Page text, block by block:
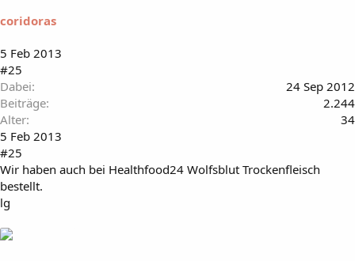
coridoras
5 Feb 2013
#25
Dabei
24 Sep 2012
Beiträge
2.244
Alter
34
5 Feb 2013
#25
Wir haben auch bei Healthfood24 Wolfsblut Trockenfleisch
bestellt.
lg